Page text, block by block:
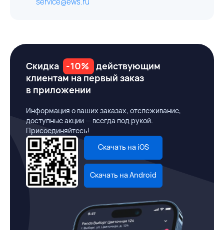
Скидка -10%
действующим
клиентам на первый заказ
в приложении
Информация о ваших заказах, отслеживание,
доступные акции — всегда под рукой.
Присоединяйтесь!
Скачать на iOS
Скачать на Android